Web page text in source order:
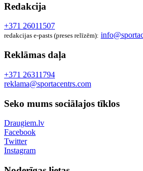
Redakcija
+371 26011507
redakcijas e-pasts (preses relīzēm):
Reklāmas daļa
+371 26311794
reklama@sportacentrs.com
Seko mums sociālajos tīklos
Draugiem.lv
Facebook
Twitter
Instagram